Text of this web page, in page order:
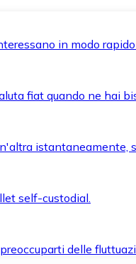
in modo rapido
fiat quando ne hai
istantaneamente,
self-custodial.
delle